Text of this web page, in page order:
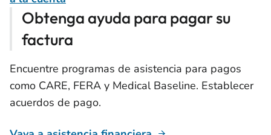
Obtenga ayuda para pagar su
factura
Encuentre programas de asistencia para pagos
como CARE, FERA y Medical Baseline. Establecer
acuerdos de pago.